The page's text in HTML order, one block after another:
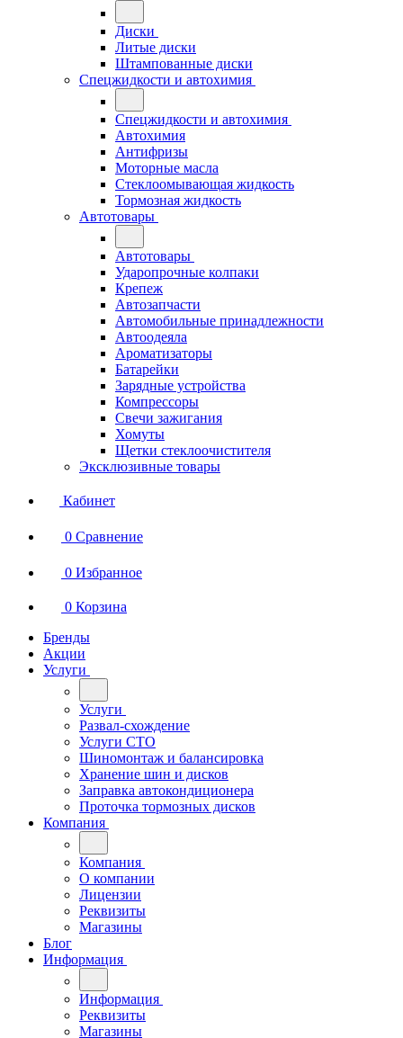
Диски
Литые диски
Штампованные диски
Спецжидкости и автохимия
Спецжидкости и автохимия
Автохимия
Антифризы
Моторные масла
Стеклоомывающая жидкость
Тормозная жидкость
Автотовары
Автотовары
Ударопрочные колпаки
Крепеж
Автозапчасти
Автомобильные принадлежности
Автоодеяла
Ароматизаторы
Батарейки
Зарядные устройства
Компрессоры
Свечи зажигания
Хомуты
Щетки стеклоочистителя
Эксклюзивные товары
Кабинет
0 Сравнение
0 Избранное
0 Корзина
Бренды
Акции
Услуги
Услуги
Развал-схождение
Услуги СТО
Шиномонтаж и балансировка
Хранение шин и дисков
Заправка автокондиционера
Проточка тормозных дисков
Компания
Компания
О компании
Лицензии
Реквизиты
Магазины
Блог
Информация
Информация
Реквизиты
Магазины